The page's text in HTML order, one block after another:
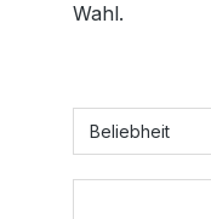
Wahl.